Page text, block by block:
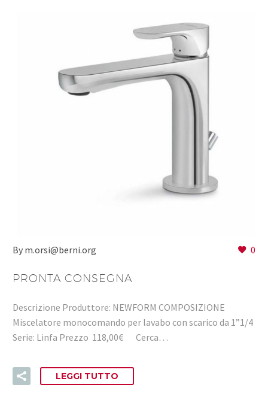
0
By m.orsi@berni.org
PRONTA CONSEGNA
Descrizione Produttore: NEWFORM COMPOSIZIONE
Miscelatore monocomando per lavabo con scarico da 1”1/4
Serie: Linfa Prezzo 118,00€ Cerca…
LEGGI TUTTO